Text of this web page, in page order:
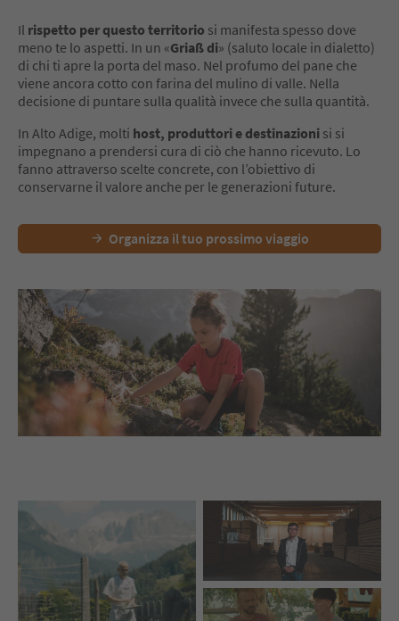
Il rispetto per questo territorio si manifesta spesso dove
meno te lo aspetti. In un «Griaß di» (saluto locale in dialetto)
di chi ti apre la porta del maso. Nel profumo del pane che
viene ancora cotto con farina del mulino di valle. Nella
decisione di puntare sulla qualità invece che sulla quantità.
In Alto Adige, molti host, produttori e destinazioni si si
impegnano a prendersi cura di ciò che hanno ricevuto. Lo
fanno attraverso scelte concrete, con l’obiettivo di
conservarne il valore anche per le generazioni future.
Organizza il tuo prossimo viaggio